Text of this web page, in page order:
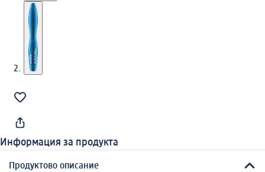
Информация за продукта
Продуктово описание